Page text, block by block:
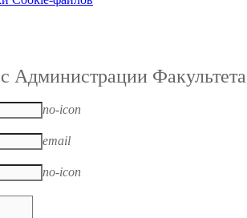
Администрации Факультета
no-icon
email
no-icon